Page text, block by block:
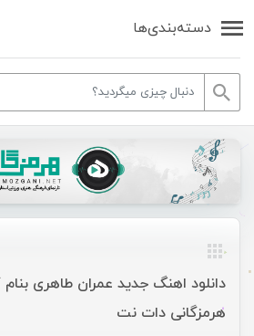
دسته‌بندی‌ها
دانلود اهنگ جدید عمران طاهری
هرمزگانی دات نت